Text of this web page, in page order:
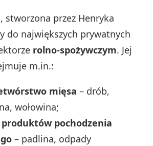
stworzona przez Henryka
do największych prywatnych
rolno‑spożywczym. Jej
m.in.:
mięsa – drób,
wołowina;
pochodzenia
– padlina, odpady